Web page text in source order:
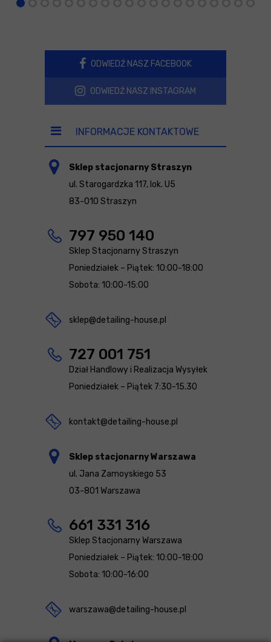
ODWIEDŹ NASZ FACEBOOK
ODWIEDŹ NASZ INSTAGRAM
INFORMACJE KONTAKTOWE
Sklep stacjonarny Straszyn
ul. Starogardzka 117, lok. U5
83-010 Straszyn
797 950 140
Sklep Stacjonarny Straszyn
Poniedziałek – Piątek: 10:00-18:00
Sobota: 10:00-15:00
sklep@detailing-house.pl
727 001 751
Dział Handlowy i Realizacja Wysyłek
Poniedziałek – Piątek 7:30-15.30
kontakt@detailing-house.pl
Sklep stacjonarny Warszawa
ul. Jana Zamoyskiego 53
03-801 Warszawa
661 331 316
Sklep Stacjonarny Warszawa
Poniedziałek – Piątek: 10:00-18:00
Sobota: 10:00-16:00
warszawa@detailing-house.pl